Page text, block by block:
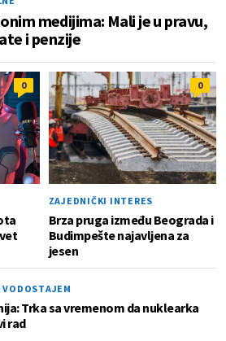
medijima: Mali je u pravu,
i penzije
0 0
ZAJEDNIČKI INTERES
Brza pruga između Beograda i
Budimpešte najavljena za
jesen
VODOSTAJEM
Trka sa vremenom da nuklearka
rad